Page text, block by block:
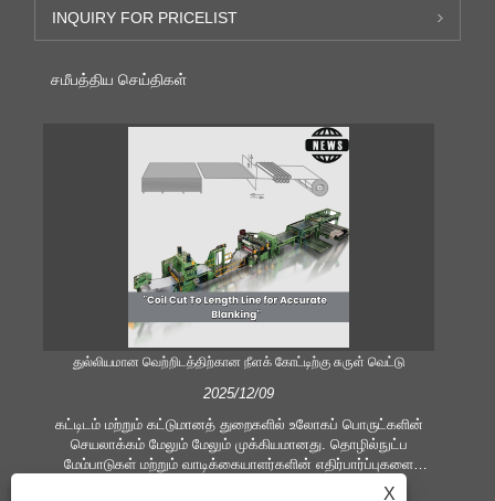
INQUIRY FOR PRICELIST
சமீபத்திய செய்திகள்
துல்லியமான வெற்றிடத்திற்கான நீளக் கோட்டிற்கு சுருள் வெட்டு
2025/12/09
கட்டிடம் மற்றும் கட்டுமானத் துறைகளில் உலோகப் பொருட்களின்
செயலாக்கம் மேலும் மேலும் முக்கியமானது. தொழில்நுட்ப
மேம்பாடுகள் மற்றும் வாடிக்கையாளர்களின் எதிர்பார்ப்புகளை
மாற்றுவது நிறுவனங்களை அதிக உற்பத்தி அளவுகோல்கள் மற்றும்
X